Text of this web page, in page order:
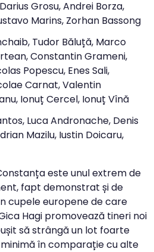
Grosu, Andrei Borza,
Marins, Zorhan Bassong
Tudor Băluță, Marco
Constantin Grameni,
Popescu, Enes Sali,
Carnat, Valentin
Ionuț Cercel, Ionuț Vînă
Luca Andronache, Denis
Mazilu, Iustin Doicaru,
este unul extrem de
fapt demonstrat și de
cupele europene de care
Hagi promovează tineri noi
să strângă un lot foarte
în comparație cu alte